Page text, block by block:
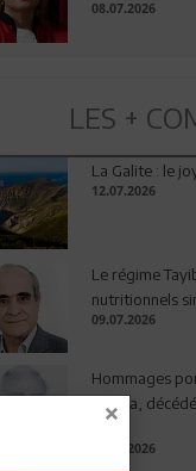
08.07.2026
LES +
La Galite : le
12.07.2026
Le régime
nutritionnels
09.07.2026
Hommages
Amara,
03.08.2026